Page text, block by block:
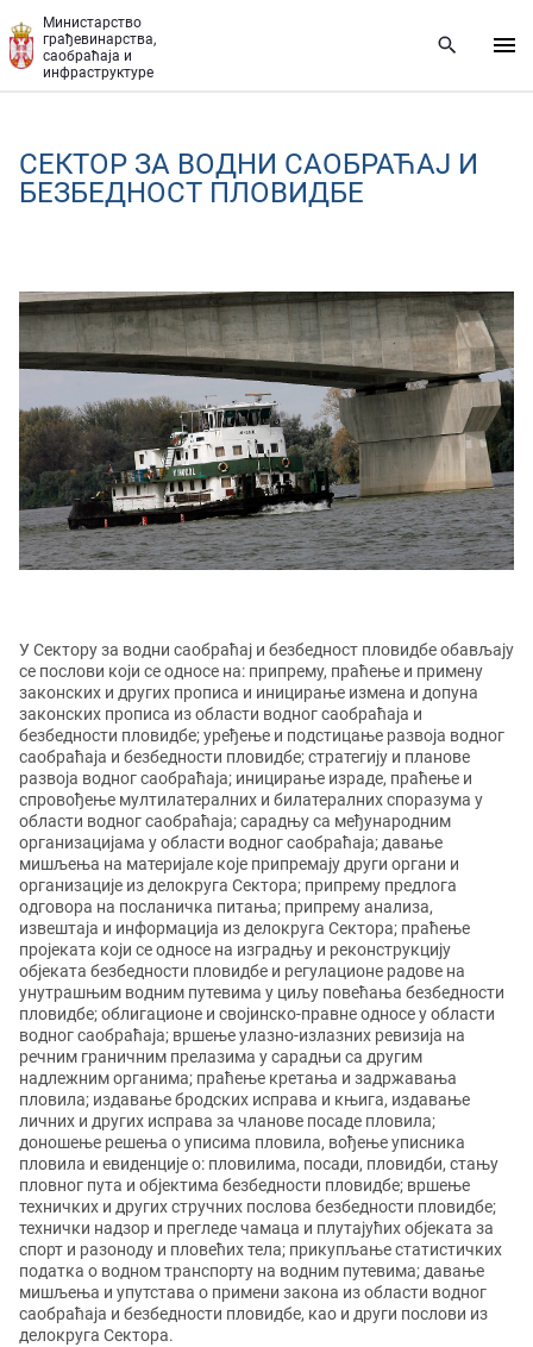
Министарство
грађевинарства,
саобраћаја и
инфраструктуре
СЕКТОР ЗА ВОДНИ САОБРАЋАЈ И
БЕЗБЕДНОСТ ПЛОВИДБЕ
У Сектору за водни саобраћај и безбедност пловидбе обављају
се послови који се односе на: припрему, праћење и примену
законских и других прописа и иницирање измена и допуна
законских прописа из области водног саобраћаја и
безбедности пловидбе; уређење и подстицање развоја водног
саобраћаја и безбедности пловидбе; стратегију и планове
развоја водног саобраћаја; иницирање израде, праћење и
спровођење мултилатералних и билатералних споразума у
области водног саобраћаја; сарадњу са међународним
организацијама у области водног саобраћаја; давање
мишљења на материјале које припремају други органи и
организације из делокруга Сектора; припрему предлога
одговора на посланичка питања; припрему анализа,
извештаја и информација из делокруга Сектора; праћење
пројеката који се односе на изградњу и реконструкцију
објеката безбедности пловидбе и регулационе радове на
унутрашњим водним путевима у циљу повећања безбедности
пловидбе; облигационе и својинско-правне односе у области
водног саобраћаја; вршење улазно-излазних ревизија на
речним граничним прелазима у сарадњи са другим
надлежним органима; праћење кретања и задржавања
пловила; издавање бродских исправа и књига, издавање
личних и других исправа за чланове посаде пловила;
доношење решења о уписима пловила, вођење уписника
пловила и евиденције о: пловилима, посади, пловидби, стању
пловног пута и објектима безбедности пловидбе; вршење
техничких и других стручних послова безбедности пловидбе;
технички надзор и прегледе чамаца и плутајућих објеката за
спорт и разоноду и пловећих тела; прикупљање статистичких
податка о водном транспорту на водним путевима; давање
мишљења и упутстава о примени закона из области водног
саобраћаја и безбедности пловидбе, као и други послови из
делокруга Сектора.